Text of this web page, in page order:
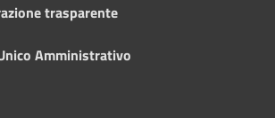
trasparente
Amministrativo